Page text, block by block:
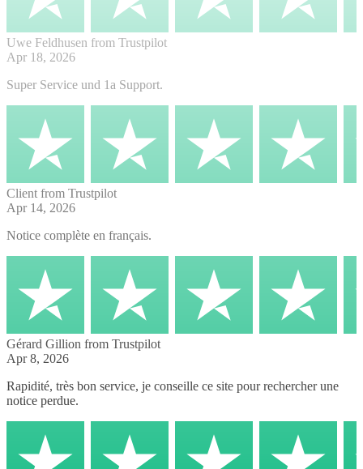
Uwe Feldhusen from Trustpilot
Apr 18, 2026
Super Service und 1a Support.
Client from Trustpilot
Apr 14, 2026
Notice complète en français.
Gérard Gillion from Trustpilot
Apr 8, 2026
Rapidité, très bon service, je conseille ce site pour rechercher une
notice perdue.